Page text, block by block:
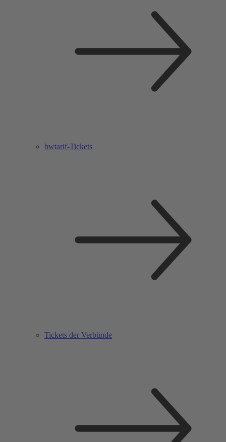
bwtarif-Tickets
Tickets der Verbünde